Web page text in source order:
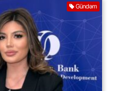
Gündəm